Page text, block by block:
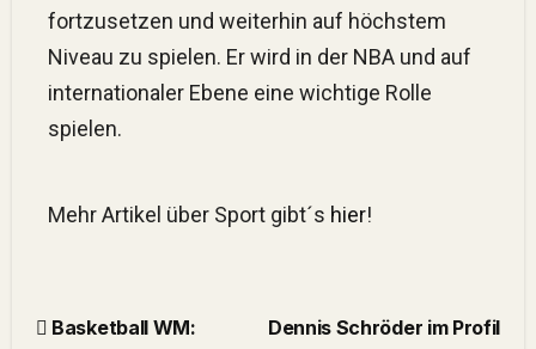
fortzusetzen und weiterhin auf höchstem
Niveau zu spielen. Er wird in der NBA und auf
internationaler Ebene eine wichtige Rolle
spielen.
Mehr Artikel über Sport gibt´s hier!
Basketball WM:
Dennis Schröder im Profil